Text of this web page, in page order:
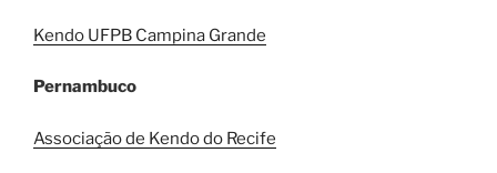
Kendo UFPB Campina Grande
Pernambuco
Associação de Kendo do Recife